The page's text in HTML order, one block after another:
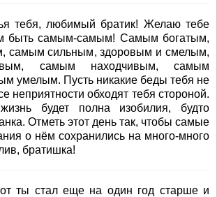
тебя, любимый братик! Желаю тебе
быть самым-самым! Самым богатым,
самым сильным, здоровым и смелым,
самым находчивым, самым
умелым. Пусть никакие беды тебя не
неприятности обходят тебя стороной.
будет полна изобилия, будто
Отметь этот день так, чтобы самые
о нём сохранились на много-много
братишка!
ты стал еще на один год старше и